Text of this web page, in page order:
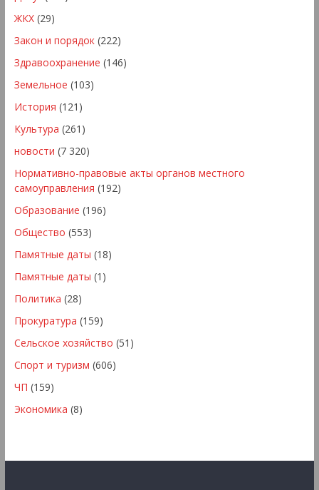
ЖКХ(29)
Закон и порядок(222)
Здравоохранение (146)
Земельное (103)
История (121)
Культура (261)
новости (7 320)
Нормативно-правовые акты органов местного
самоуправления (192)
Образование (196)
Общество (553)
Памятные даты (18)
Памятные даты (1)
Политика (28)
Прокуратура (159)
Сельское хозяйство (51)
Спорт и туризм (606)
ЧП (159)
Экономика (8)